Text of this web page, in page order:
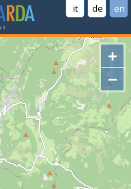
it de en
+
−